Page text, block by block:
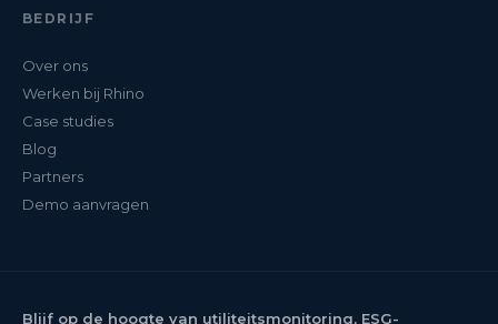
BEDRIJF
Over ons
Werken bij Rhino
Case studies
Blog
Partners
Demo aanvragen
Blijf op de hoogte van utiliteitsmonitoring, ESG-